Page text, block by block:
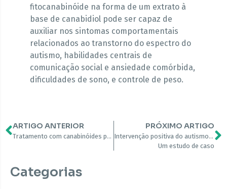
fitocanabinóide na forma de um extrato à
base de canabidiol pode ser capaz de
auxiliar nos sintomas comportamentais
relacionados ao transtorno do espectro do
autismo, habilidades centrais de
comunicação social e ansiedade comórbida,
dificuldades de sono, e controle de peso.
ARTIGO ANTERIOR
Tratamento com canabinóides para autismo: um estudo randomizado de prova de conceito
PRÓXIMO ARTIGO
Intervenção positiva do autismo com canabidiol:
Um estudo de caso
Categorias